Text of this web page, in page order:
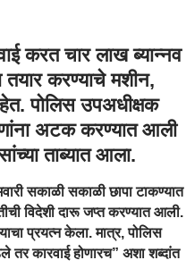
करत चार लाख ब्यान्नव
तयार करण्याचे मशीन,
पोलिस उपअधीक्षक
अटक करण्यात आली
ताब्यात आला.
सकाळी सकाळी छापा टाकण्यात
विदेशी दारू जप्त करण्यात आली.
प्रयत्न केला. मात्र, पोलिस
कारवाई होणारच” अशा शब्दांत